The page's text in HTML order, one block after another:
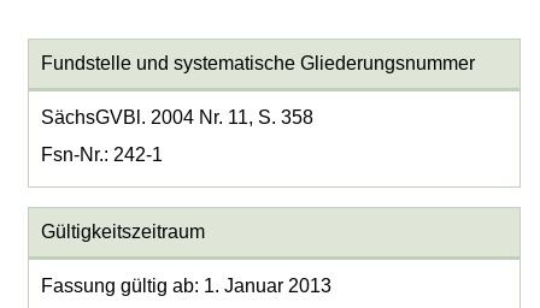
Fundstelle und systematische Gliederungsnummer
SächsGVBl. 2004 Nr. 11, S. 358
Fsn-Nr.: 242-1
Gültigkeitszeitraum
Fassung gültig ab: 1. Januar 2013